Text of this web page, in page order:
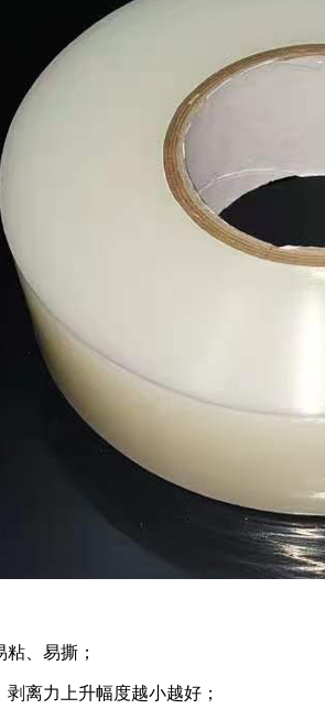
、易撕；
剥离力上升幅度越小越好；